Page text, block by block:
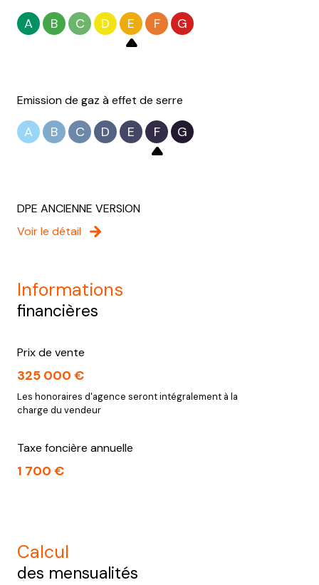
A B C D E F G
Emission de gaz à effet de serre
A B C D E F G
DPE ANCIENNE VERSION
Voir le détail
informations
financières
Prix de vente
325 000 €
Les honoraires d'agence seront intégralement à la
charge du vendeur
Taxe foncière annuelle
1 700 €
calcul
des mensualités